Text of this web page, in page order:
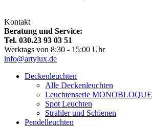
Kontakt
Beratung und Service:
Tel. 030.23 93 03 51
Werktags von 8:30 - 15:00 Uhr
info@artylux.de
Deckenleuchten
Alle Deckenleuchten
Leuchtenserie MONOBLOQUE
Spot Leuchten
Strahler und Schienen
Pendelleuchten